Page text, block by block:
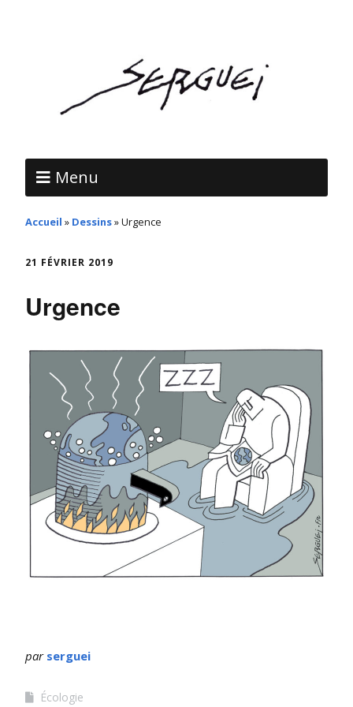
Menu
Accueil » Dessins»Urgence
21 FÉVRIER 2019
Urgence
par serguei
Écologie